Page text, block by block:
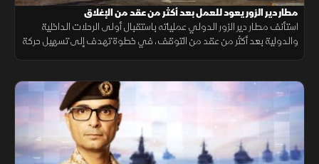
مطار دير الزور يعود للعمل بعد أكثر من عقد من الإغلاق
استأنف مطار دير الزور الدولي عملياته باستقبال أولى الرحلات الداخلية
والدولية بعد أكثر من عقد من التوقف، في خطوة تهدف إلى تسهيل حركة